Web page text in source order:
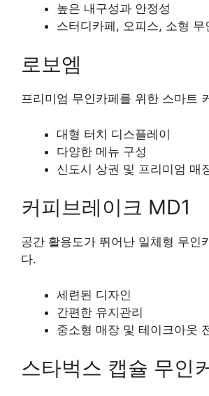
높은 내구성과 안정성
스터디카페, 오피스, 소형 무
로보엠
프리미엄 무인카페를 위한 스마트
대형 터치 디스플레이
다양한 메뉴 구성
신도시 상권 및 프리미엄 매
커피브레이크 MD1
공간 활용도가 뛰어난 일체형 무인
다.
세련된 디자인
간편한 유지관리
중소형 매장 및 테이크아웃
스타벅스 캡슐 무인